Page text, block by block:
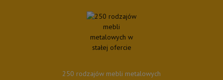
250 rodzajów mebli metalowych